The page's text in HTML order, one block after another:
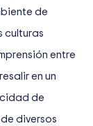
de
culturas
entre
en un
de
diversos